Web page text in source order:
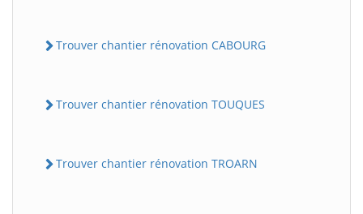
Trouver chantier rénovation CABOURG
Trouver chantier rénovation TOUQUES
Trouver chantier rénovation TROARN